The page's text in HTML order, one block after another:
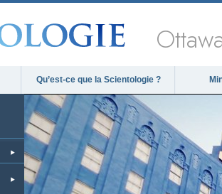
Qu’est-ce que la Scientologie ?